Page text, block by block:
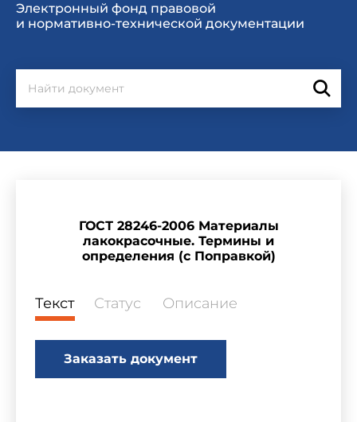
Электронный фонд правовой
и нормативно-технической документации
ГОСТ 28246-2006 Материалы
лакокрасочные. Термины и
определения (с Поправкой)
Текст Статус Описание
Заказать документ